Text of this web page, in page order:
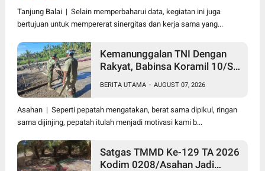
Tanjung Balai | Selain memperbaharui data, kegiatan ini juga
bertujuan untuk mempererat sinergitas dan kerja sama yang...
Kemanunggalan TNI Dengan
Rakyat, Babinsa Koramil 10/SK
(Cor) Bangun Rumah Warga
BERITA UTAMA - AUGUST 07, 2026
Asahan | Seperti pepatah mengatakan, berat sama dipikul, ringan
sama dijinjing, pepatah itulah menjadi motivasi kami b...
Satgas TMMD Ke-129 TA 2026
Kodim 0208/Asahan Jadi